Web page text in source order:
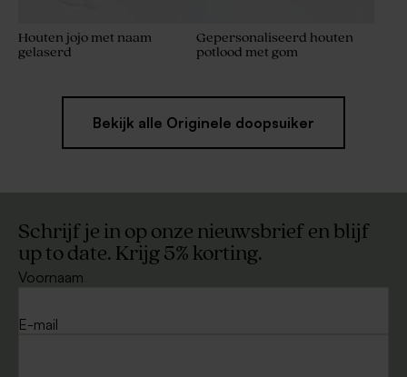
Houten jojo met naam
gelaserd
Gepersonaliseerd houten
potlood met gom
Bekijk alle Originele doopsuiker
Schrijf je in op onze nieuwsbrief en blijf
up to date. Krijg 5% korting.
Voornaam
E-mail